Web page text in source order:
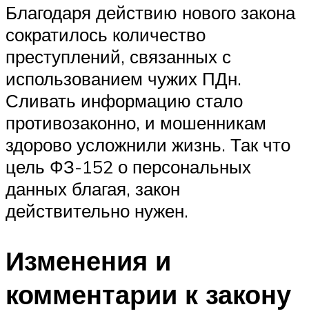
Благодаря действию нового закона
сократилось количество
преступлений, связанных с
использованием чужих ПДн.
Сливать информацию стало
противозаконно, и мошенникам
здорово усложнили жизнь. Так что
цель ФЗ-152 о персональных
данных благая, закон
действительно нужен.
Изменения и
комментарии к закону